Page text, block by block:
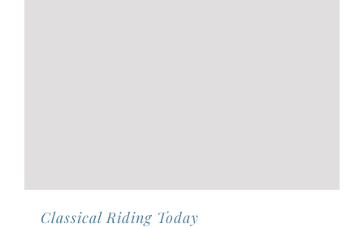
Classical Riding Today